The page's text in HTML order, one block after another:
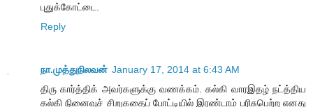
புதுக்கோட்டை.
Reply
நா.முத்துநிலவன் January 17, 2014 at 6:43 AM
திரு கார்த்திக் அவர்களுக்கு வணக்கம். கல்கி வாரஇதழ் நட்த்திய
கல்கி நினைவுச் சிறுகதைப் போட்டியில் இரண்டாம் பரிசுபெற்ற எனது